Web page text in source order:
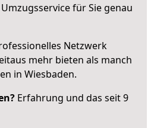
für Sie genau
Netzwerk
mehr bieten als manch
in Wiesbaden.
Erfahrung und das seit 9